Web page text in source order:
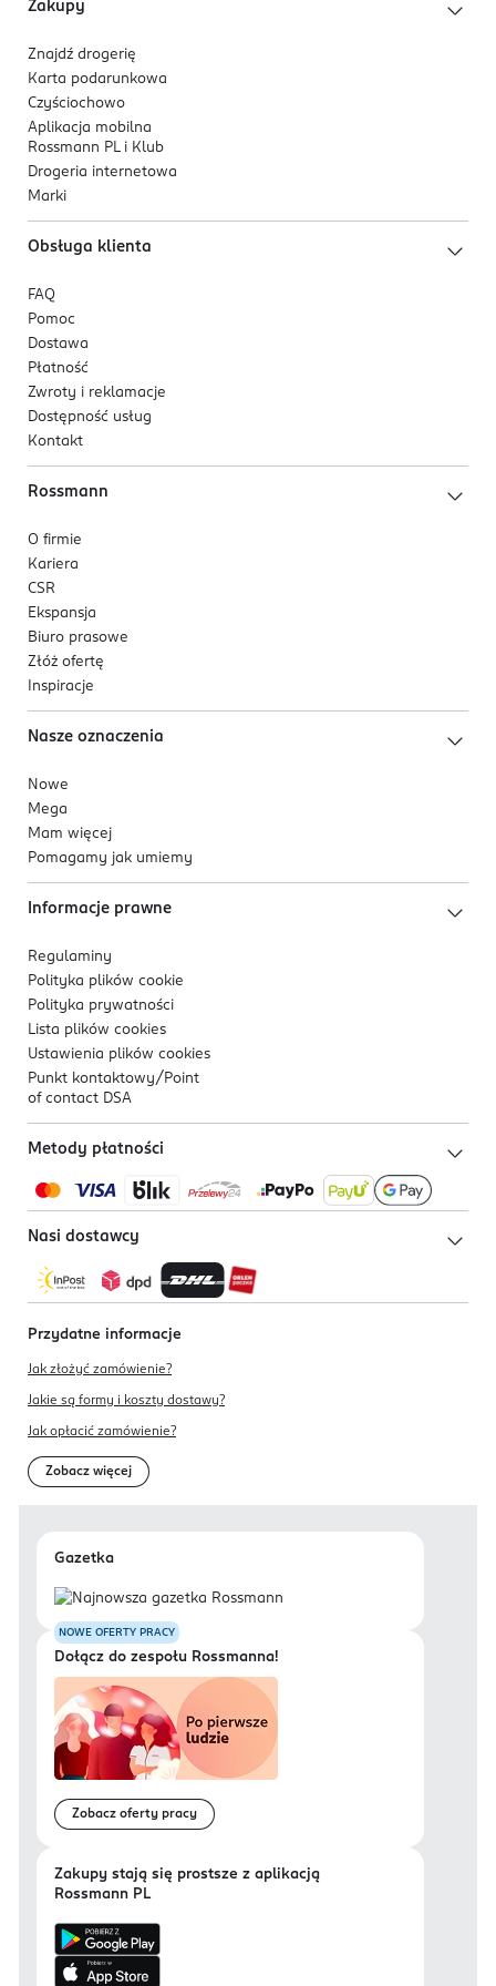
Zakupy
Znajdź drogerię
Karta podarunkowa
Czyściochowo
Aplikacja mobilna
Rossmann PL i Klub
Drogeria internetowa
Marki
Obsługa klienta
FAQ
Pomoc
Dostawa
Płatność
Zwroty i reklamacje
Dostępność usług
Kontakt
Rossmann
O firmie
Kariera
CSR
Ekspansja
Biuro prasowe
Złóż ofertę
Inspiracje
Nasze oznaczenia
Nowe
Mega
Mam więcej
Pomagamy jak umiemy
Informacje prawne
Regulaminy
Polityka plików cookie
Polityka prywatności
Lista plików cookies
Ustawienia plików cookies
Punkt kontaktowy/ Point
of contact DSA
Metody płatności
Nasi dostawcy
Przydatne informacje
Jak złożyć zamówienie?
Jakie są formy i koszty dostawy?
Jak opłacić zamówienie?
Zobacz więcej
Gazetka
NOWE OFERTY PRACY
Dołącz do zespołu Rossmanna!
Zobacz oferty pracy
Zakupy stają się prostsze z aplikacją
Rossmann PL